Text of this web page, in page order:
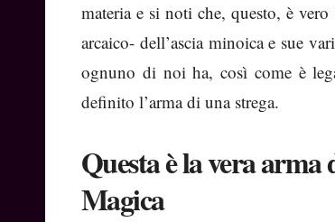
materia e si noti che, questo, è
arcaico- dell’ascia minoica e sue
ognuno di noi ha, così come è
definito l’arma di una strega.
Questa è la vera
Magica